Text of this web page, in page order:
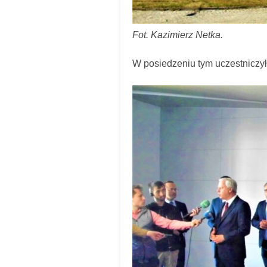
Fot. Kazimierz Netka.
W posiedzeniu tym